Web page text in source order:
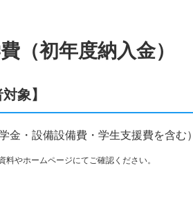
（初年度納入金）
象】
金・設備設備費・学生支援費を含む）
やホームページにてご確認ください。